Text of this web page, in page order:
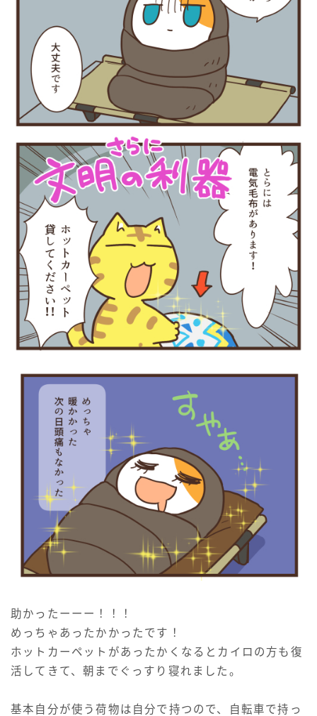
助かったーーー！！！
めっちゃあったかかったです！
ホットカーペットがあったかくなるとカイロの方も復
活してきて、朝までぐっすり寝れました。
基本自分が使う荷物は自分で持つので、自転車で持っ